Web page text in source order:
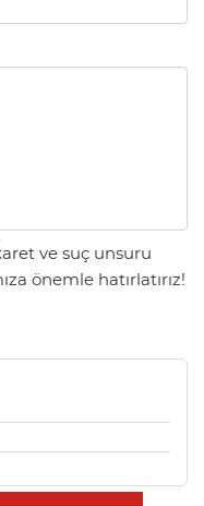
ve suç unsuru
önemle hatırlatırız!